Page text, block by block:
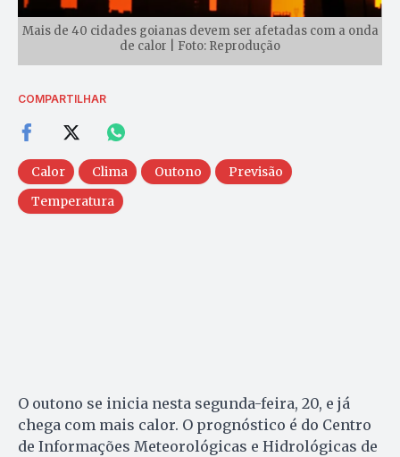
Mais de 40 cidades goianas devem ser afetadas com a onda
de calor | Foto: Reprodução
COMPARTILHAR
Calor Clima Outono
Previsão
Temperatura
O outono se inicia nesta segunda-feira, 20, e já
chega com mais calor. O prognóstico é do Centro
de Informações Meteorológicas e Hidrológicas de